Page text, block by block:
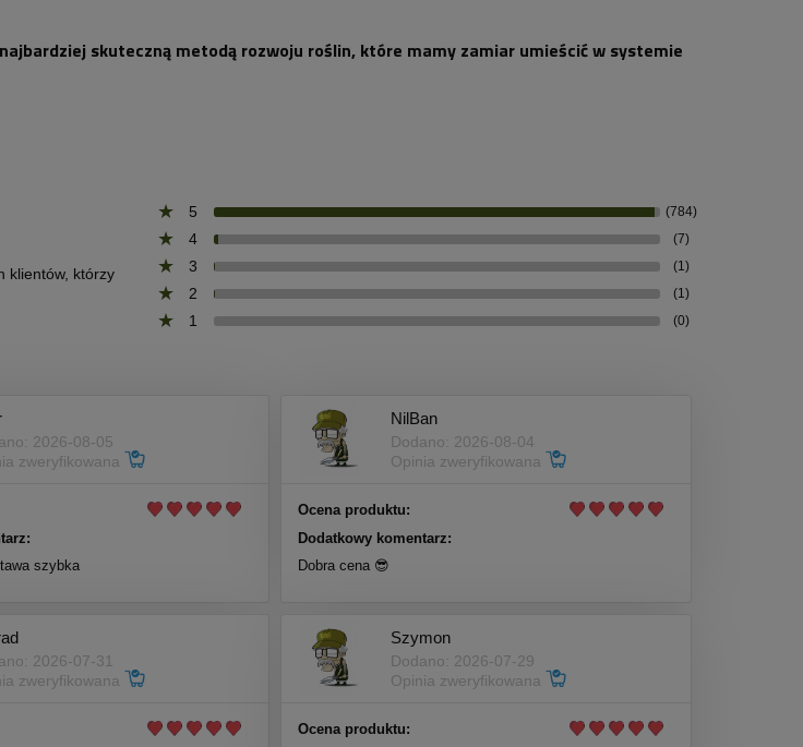
skuteczną metodą rozwoju roślin, które mamy zamiar umieścić w systemie
klientów, którzy
5 (784)
4 (7)
3 (1)
2 (1)
1 (0)
2026-08-05
zweryfikowana
szybka
NilBan
Dodano: 2026-08-04
Opinia zweryfikowana
Ocena produktu:
Dodatkowy komentarz:
Dobra cena 😎
2026-07-31
zweryfikowana
Szymon
Dodano: 2026-07-29
Opinia zweryfikowana
Ocena produktu: